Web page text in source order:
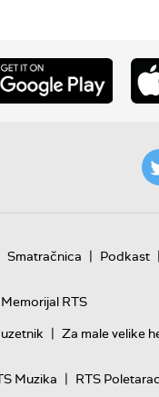
Smatračnica | Podkast |
Memorijal RTS
| Za male velike
Muzika | RTS Poletarac